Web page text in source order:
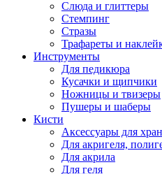
Слюда и глиттеры
Стемпинг
Стразы
Трафареты и
Инструменты
Для педикюра
Кусачки и щипчики
Ножницы и твизеры
Пушеры и шаберы
Кисти
Аксессуары для
Для акригеля,
Для акрила
Для геля